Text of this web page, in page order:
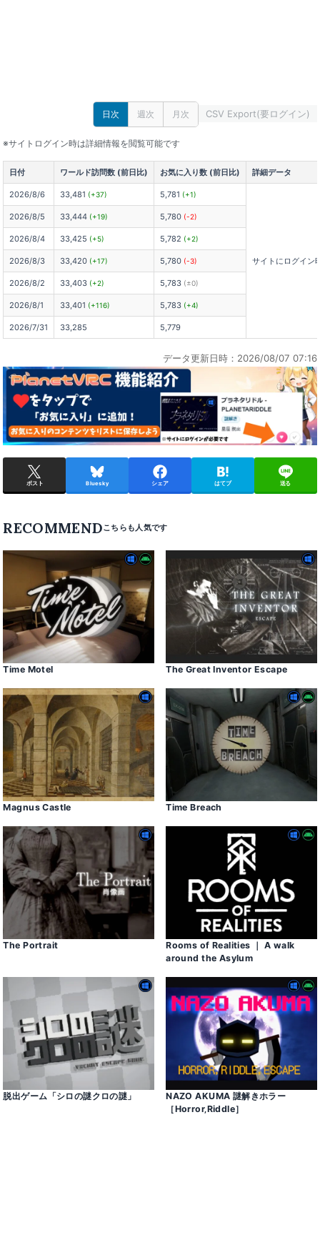
日次 週次 月次 CSV Export(要ログイン)
※サイトログイン時は詳細情報を閲覧可能です
日付 ワールド訪問数 (前日比) お気に入り数 (前日比) 詳細データ
2026/8/6 33,481 (+37) 5,781 (+1)
サイトにログイン
2026/8/5 33,444 (+19) 5,780 (-2)
2026/8/4 33,425 (+5) 5,782 (+2)
2026/8/3 33,420 (+17) 5,780 (-3)
2026/8/2 33,403 (+2) 5,783 (±0)
2026/8/1 33,401 (+116) 5,783 (+4)
2026/7/31 33,285 5,779
データ更新日時：2026/08/07 07:16
ポスト Bluesky シェア はてブ 送る
RECOMMEND
Time Motel The Great Inventor Escape
Magnus Castle Time Breach
The Portrait
Rooms of Realities ｜ A walk
around the Asylum
脱出ゲーム「シロの謎クロの謎」
NAZO AKUMA 謎解きホラー
［Horror‚Riddle］